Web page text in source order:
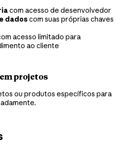
com acesso de desenvolvedor
dadoscom suas próprias chaves
acesso limitado para
ao cliente
projetos
ou produtos específicos para